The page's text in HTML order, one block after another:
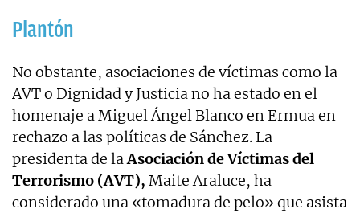
Plantón
No obstante, asociaciones de víctimas como la
AVT o Dignidad y Justicia no ha estado en el
homenaje a Miguel Ángel Blanco en Ermua en
rechazo a las políticas de Sánchez. La
presidenta de laAsociación de Víctimas del
Terrorismo (AVT), Maite Araluce, ha
considerado una «tomadura de pelo» que asista